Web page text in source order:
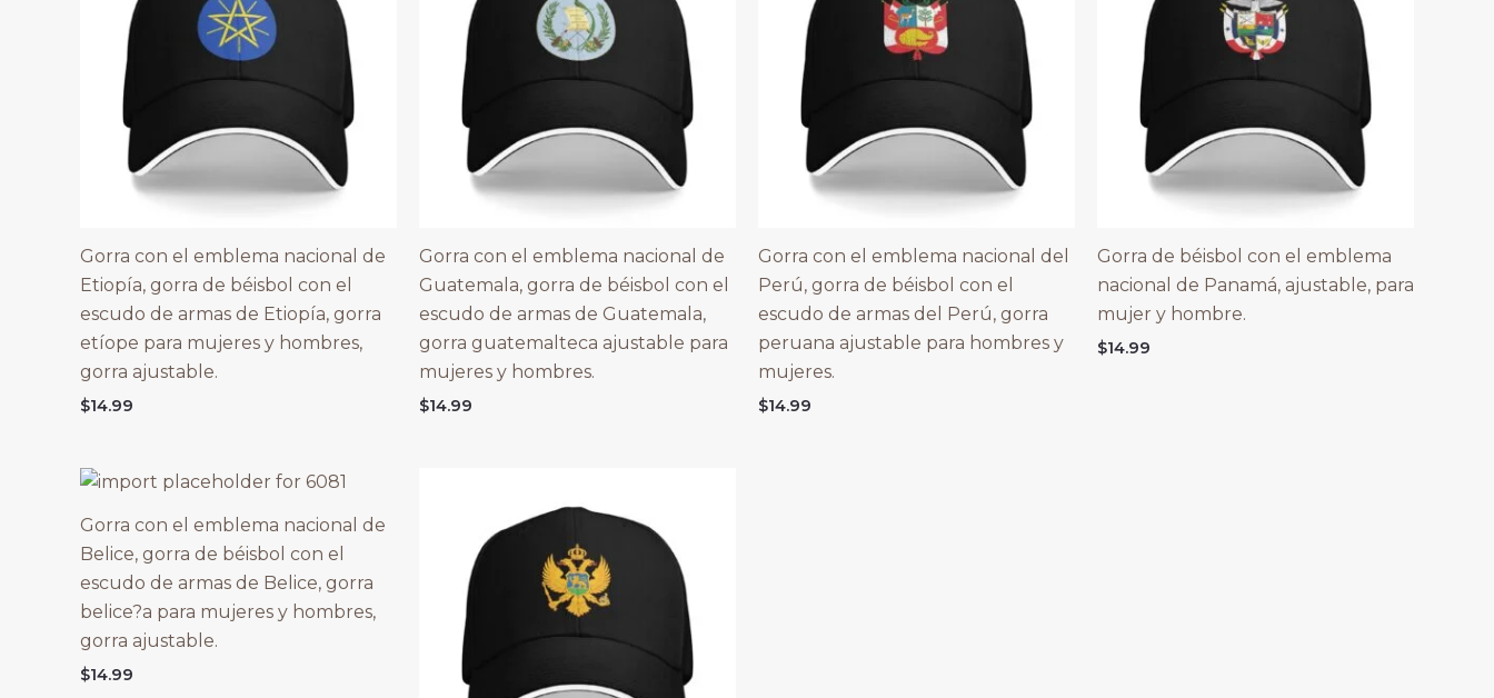
Gorra con el emblema nacional de
Etiopía, gorra de béisbol con el
escudo de armas de Etiopía, gorra
etíope para mujeres y hombres,
gorra ajustable.
$14.99
Gorra con el emblema nacional de
Guatemala, gorra de béisbol con el
escudo de armas de Guatemala,
gorra guatemalteca ajustable para
mujeres y hombres.
$14.99
Gorra con el emblema nacional del
Perú, gorra de béisbol con el
escudo de armas del Perú, gorra
peruana ajustable para hombres y
mujeres.
$14.99
Gorra de béisbol con el emblema
nacional de Panamá, ajustable, para
mujer y hombre.
$14.99
Gorra con el emblema nacional de
Belice, gorra de béisbol con el
escudo de armas de Belice, gorra
belice?a para mujeres y hombres,
gorra ajustable.
$14.99